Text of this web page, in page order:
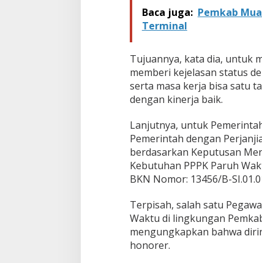
Baca juga: Pemkab
Terminal
Tujuannya, kata dia, untuk
memberi kejelasan status
serta masa kerja bisa satu
dengan kinerja baik.
Lanjutnya, untuk
Pemerintah dengan
berdasarkan Keputusan
Kebutuhan PPPK Paruh
BKN Nomor: 13456/B-
Terpisah, salah satu
Waktu di lingkungan
mengungkapkan bahwa
honorer.